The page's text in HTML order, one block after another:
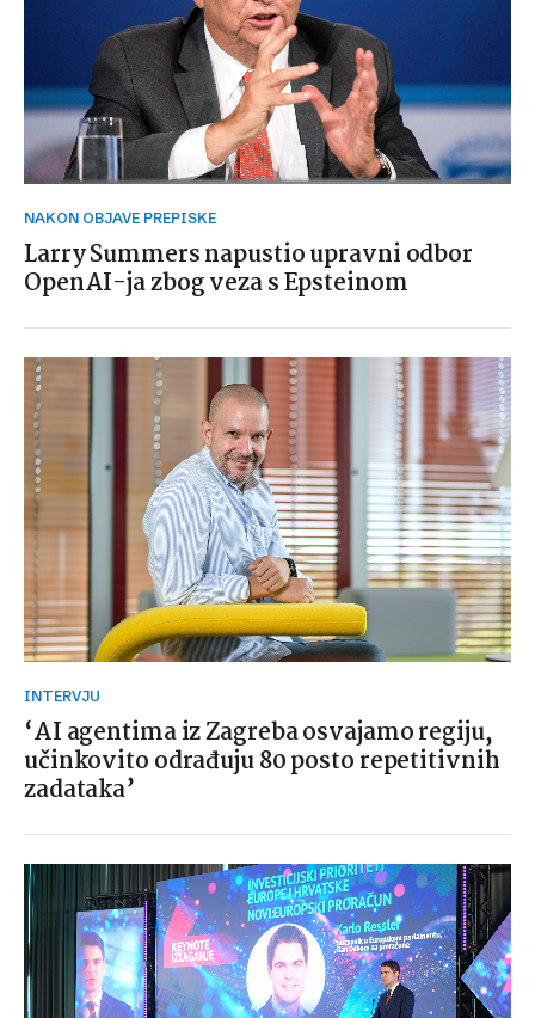
NAKON OBJAVE PREPISKE
Larry Summers napustio upravni odbor
OpenAI-ja zbog veza s Epsteinom
INTERVJU
‘AI agentima iz Zagreba osvajamo regiju,
učinkovito odrađuju 80 posto repetitivnih
zadataka’